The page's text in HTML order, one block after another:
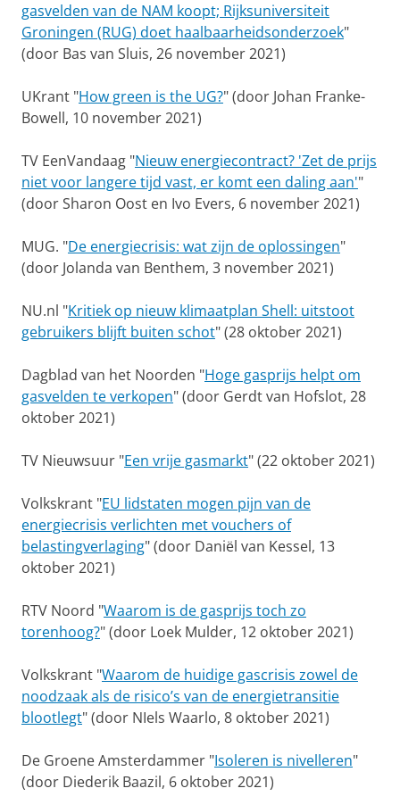
gasvelden van de NAM koopt; Rijksuniversiteit
Groningen (RUG) doet haalbaarheidsonderzoek"
(door Bas van Sluis, 26 november 2021)
UKrant "How green is the UG?" (door Johan Franke-
Bowell, 10 november 2021)
TV EenVandaag "Nieuw energiecontract? 'Zet de prijs
niet voor langere tijd vast, er komt een daling aan'"
(door Sharon Oost en Ivo Evers, 6 november 2021)
MUG. "De energiecrisis: wat zijn de oplossingen"
(door Jolanda van Benthem, 3 november 2021)
NU.nl "Kritiek op nieuw klimaatplan Shell: uitstoot
gebruikers blijft buiten schot" (28 oktober 2021)
Dagblad van het Noorden "Hoge gasprijs helpt om
gasvelden te verkopen" (door Gerdt van Hofslot, 28
oktober 2021)
TV Nieuwsuur "Een vrije gasmarkt" (22 oktober 2021)
Volkskrant "EU lidstaten mogen pijn van de
energiecrisis verlichten met vouchers of
belastingverlaging" (door Daniël van Kessel, 13
oktober 2021)
RTV Noord "Waarom is de gasprijs toch zo
torenhoog?" (door Loek Mulder, 12 oktober 2021)
Volkskrant "Waarom de huidige gascrisis zowel de
noodzaak als de risico’s van de energietransitie
blootlegt" (door NIels Waarlo, 8 oktober 2021)
De Groene Amsterdammer "Isoleren is nivelleren"
(door Diederik Baazil, 6 oktober 2021)